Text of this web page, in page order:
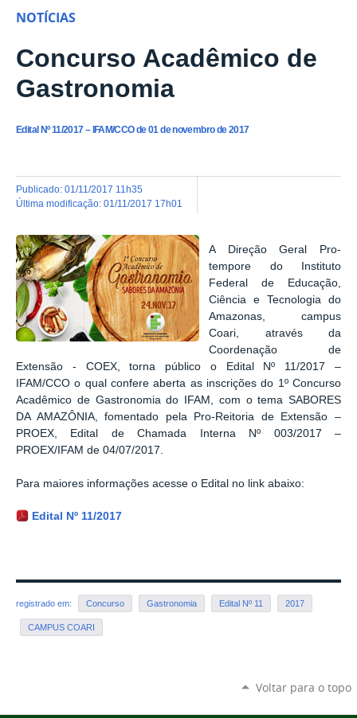
NOTÍCIAS
Concurso Acadêmico de
Gastronomia
Edital Nº 11/2017 – IFAM/CCO de 01 de novembro de 2017
publicado: 01/11/2017 11h35
última modificação: 01/11/2017 17h01
A Direção Geral Pro-
tempore do Instituto
Federal de Educação,
Ciência e Tecnologia do
Amazonas, campus
Coari, através da
Coordenação de
Extensão - COEX, torna público o Edital Nº 11/2017 –
IFAM/CCO o qual confere aberta as inscrições do 1º Concurso
Acadêmico de Gastronomia do IFAM, com o tema SABORES
DA AMAZÔNIA, fomentado pela Pro-Reitoria de Extensão –
PROEX, Edital de Chamada Interna Nº 003/2017 –
PROEX/IFAM de 04/07/2017.
Para maiores informações acesse o Edital no link abaixo:
Edital Nº 11/2017
registrado em: Concurso Gastronomia Edital Nº 11 2017
CAMPUS COARI
Voltar para o topo